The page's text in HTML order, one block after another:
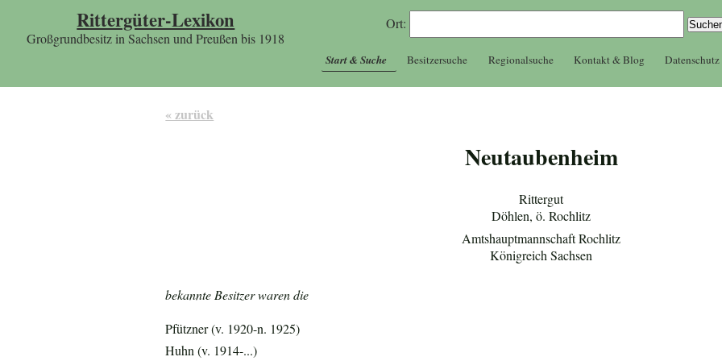
Rittergüter-Lexikon
Großgrundbesitz in Sachsen und Preußen bis 1918
Ort:
Start & Suche Besitzersuche Regionalsuche Kontakt & Blog Datenschutz
« zurück
Neutaubenheim
Rittergut
Döhlen, ö. Rochlitz
Amtshauptmannschaft Rochlitz
Königreich Sachsen
bekannte Besitzer waren die
Pfützner (v. 1920-n. 1925)
Huhn (v. 1914-...)